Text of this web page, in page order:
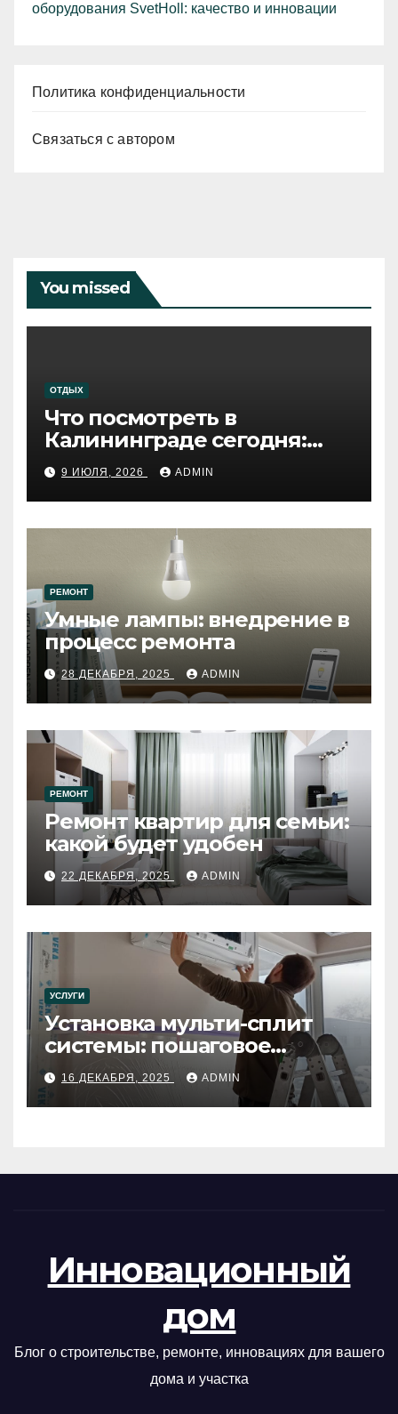
оборудования SvetHoll: качество и инновации
Политика конфиденциальности
Связаться с автором
You missed
ОТДЫХ
Что посмотреть в
Калининграде сегодня:
путеводитель по самому
западному городу России
9 ИЮЛЯ, 2026 ADMIN
РЕМОНТ
Умные лампы: внедрение в
процесс ремонта
28 ДЕКАБРЯ, 2025 ADMIN
РЕМОНТ
Ремонт квартир для семьи:
какой будет удобен
22 ДЕКАБРЯ, 2025 ADMIN
УСЛУГИ
Установка мульти-сплит
системы: пошаговое
руководство
16 ДЕКАБРЯ, 2025 ADMIN
Инновационный
дом
Блог о строительстве, ремонте, инновациях для вашего
дома и участка